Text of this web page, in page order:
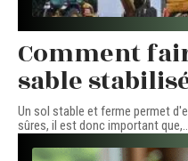
Comment
sable
Un sol stable et ferme permet
sûres, il est donc important que,